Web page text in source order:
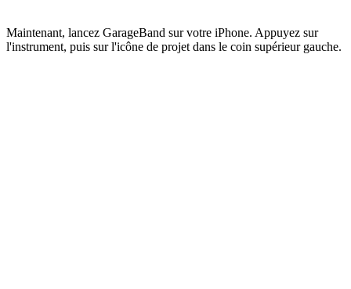
Maintenant, lancez GarageBand sur votre iPhone. Appuyez sur
l'instrument, puis sur l'icône de projet dans le coin supérieur gauche.